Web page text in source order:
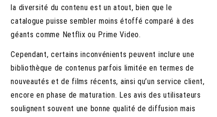
la diversité du contenu est un atout, bien que le
catalogue puisse sembler moins étoffé comparé à des
géants comme Netflix ou Prime Video.
Cependant, certains inconvénients peuvent inclure une
bibliothèque de contenus parfois limitée en termes de
nouveautés et de films récents, ainsi qu’un service client,
encore en phase de maturation. Les avis des utilisateurs
soulignent souvent une bonne qualité de diffusion mais